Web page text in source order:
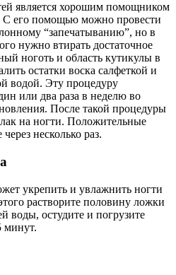
является хорошим помощником
С его помощью можно провести
“запечатыванию”, но в
нужно втирать достаточное
ноготь и область кутикулы в
остатки воска салфеткой и
водой. Эту процедуру
или два раза в неделю во
После такой процедуры
на ногти. Положительные
несколько раз.
укрепить и увлажнить ногти
растворите половину ложки
воды, остудите и погрузите
минут.